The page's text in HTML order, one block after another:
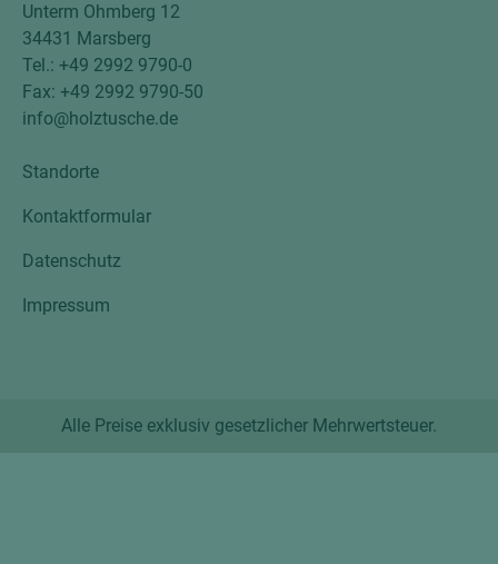
Unterm Ohmberg 12
34431 Marsberg
Tel.: +49 2992 9790-0
Fax: +49 2992 9790-50
info@holztusche.de
Standorte
Kontaktformular
Datenschutz
Impressum
Alle Preise exklusiv gesetzlicher Mehrwertsteuer.